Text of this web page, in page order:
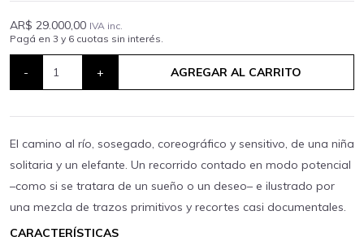
AR$ 29.000,00 IVA inc.
Pagá en 3 y 6 cuotas sin interés.
- + AGREGAR AL CARRITO
El camino al río, sosegado, coreográfico y sensitivo, de una niña
solitaria y un elefante. Un recorrido contado en modo potencial
–como si se tratara de un sueño o un deseo– e ilustrado por
una mezcla de trazos primitivos y recortes casi documentales.
CARACTERÍSTICAS